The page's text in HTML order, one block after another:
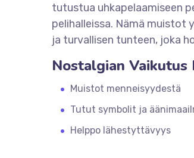
tutustua uhkapelaamiseen
pelihalleissa. Nämä muistot
ja turvallisen tunteen, joka
Nostalgian
Muistot menneisyydestä
Tutut symbolit ja
Helppo lähestyttävyys